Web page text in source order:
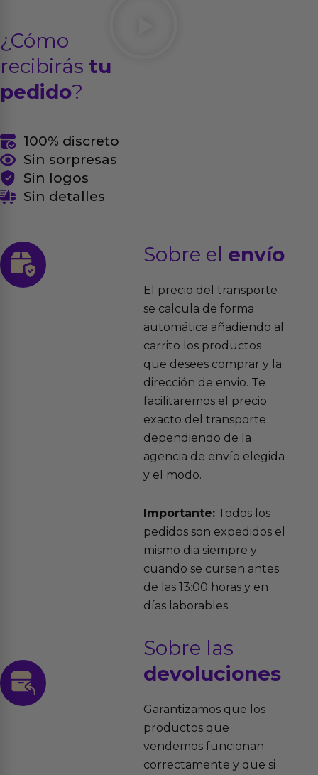
¿Cómo
recibirás tu
pedido?
100% discreto
Sin sorpresas
Sin logos
Sin detalles
Sobre el envío
El precio del transporte
se calcula de forma
automática añadiendo al
carrito los productos
que desees comprar y la
dirección de envio. Te
facilitaremos el precio
exacto del transporte
dependiendo de la
agencia de envío elegida
y el modo.
Importante:Todos los
pedidos son expedidos el
mismo dia siempre y
cuando se cursen antes
de las 13:00 horas y en
días laborables.
Sobre las
devoluciones
Garantizamos que los
productos que
vendemos funcionan
correctamente y que si